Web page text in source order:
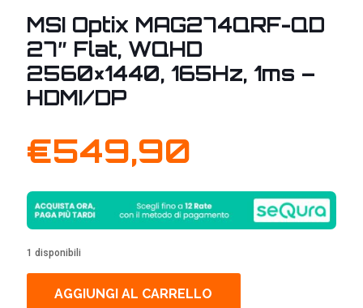
MSI Optix MAG274QRF-QD
27″ Flat, WQHD
2560×1440, 165Hz, 1ms –
HDMI/DP
€549,90
1 disponibili
AGGIUNGI AL CARRELLO